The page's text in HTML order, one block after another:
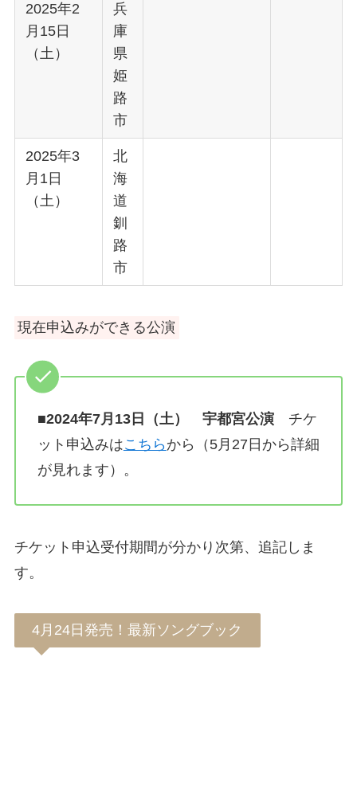
2025年2
月15日
（土）
兵
庫
県
姫
路
市
2025年3
月1日
（土）
北
海
道
釧
路
市
現在申込みができる公演
■2024年7月13日（土） 宇都宮公演チケ
ット申込みはこちら から（5月27日から詳細
が見れます）。
チケット申込受付期間が分かり次第、追記しま
す。
4月24日発売！最新ソングブック